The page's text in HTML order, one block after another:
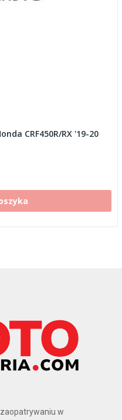
CRF450R/RX '19-20
w